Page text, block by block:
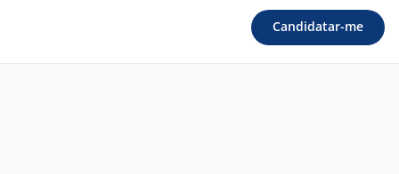
Candidatar-me